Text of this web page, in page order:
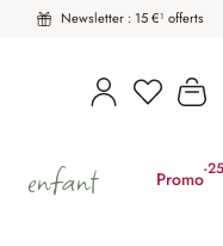
Newsletter : 15 €¹ offerts
Vous
enfant Promo-